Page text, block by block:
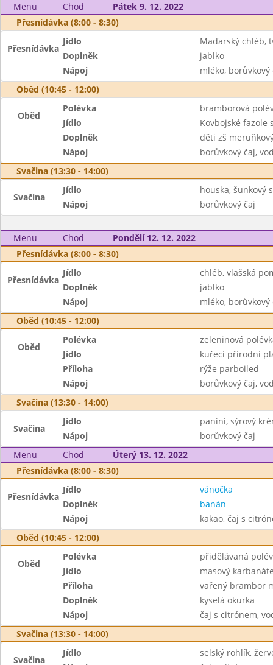
Menu
Chod
Pátek 9. 12. 2022
Přesnídávka (8:00 - 8:30)
Přesnídávka
Jídlo
Maďarský chléb,
Doplněk
jablko
Nápoj
mléko, borůvkový
Oběd (10:45 - 12:00)
Oběd
Polévka
bramborová
Jídlo
Kovbojské fazole
Doplněk
děti zš
Nápoj
borůvkový čaj,
Svačina (13:30 - 14:00)
Svačina
Jídlo
houska, šunkový
Nápoj
borůvkový čaj
Menu Chod
Pondělí 12. 12. 2022
Přesnídávka (8:00 - 8:30)
Přesnídávka
Jídlo
chléb, vlašská
Doplněk
jablko
Nápoj
mléko, borůvkový
Oběd (10:45 - 12:00)
Oběd
Polévka
zeleninová
Jídlo
kuřecí přírodní
Příloha
rýže parboiled
Nápoj
borůvkový čaj,
Svačina (13:30 - 14:00)
Svačina
Jídlo
panini, sýrový
Nápoj
borůvkový čaj
Menu
Chod
Úterý 13. 12. 2022
Přesnídávka (8:00 - 8:30)
Přesnídávka
Jídlo
vánočka
Doplněk
banán
Nápoj
kakao, čaj s
Oběd (10:45 - 12:00)
Oběd
Polévka
přidělávaná
Jídlo
masový
Příloha
vařený brambor
Doplněk
kyselá okurka
Nápoj
čaj s citrónem,
Svačina (13:30 - 14:00)
Svačina
Jídlo
selský rohlík,